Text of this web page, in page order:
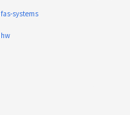
fas-systems
hw